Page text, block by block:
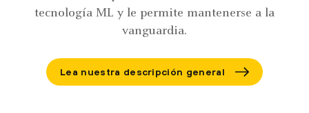
tecnología ML y le permite mantenerse a la
vanguardia.
Lea nuestra descripción general